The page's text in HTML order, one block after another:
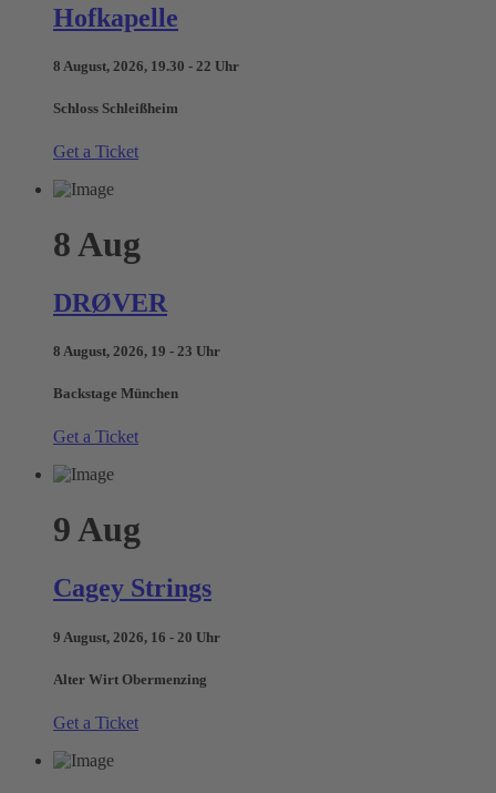
Hofkapelle
8 August, 2026, 19.30 - 22 Uhr
Schloss Schleißheim
Get a Ticket
8 Aug
DRØVER
8 August, 2026, 19 - 23 Uhr
Backstage München
Get a Ticket
9 Aug
Cagey Strings
9 August, 2026, 16 - 20 Uhr
Alter Wirt Obermenzing
Get a Ticket